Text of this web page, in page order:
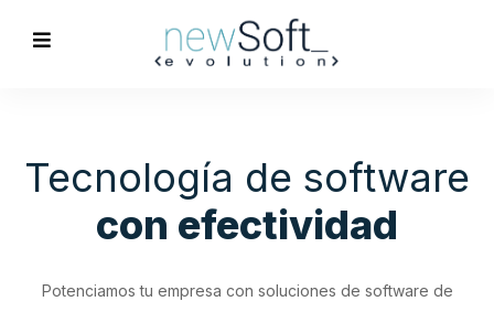
Optimización de
Procesos